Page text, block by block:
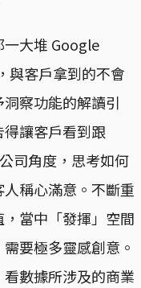
大堆 Google
與客戶拿到的不會
察功能的解讀引
讓客戶看到跟
司角度，思考如何
稱心滿意。不斷重
當中「發揮」空間
要極多靈感創意。
數據所涉及的商業